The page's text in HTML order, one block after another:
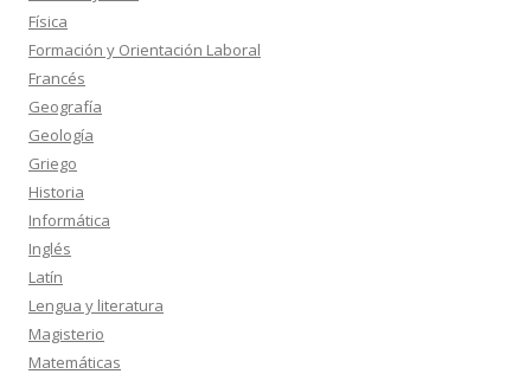
Física
Formación y Orientación Laboral
Francés
Geografía
Geología
Griego
Historia
Informática
Inglés
Latín
Lengua y literatura
Magisterio
Matemáticas